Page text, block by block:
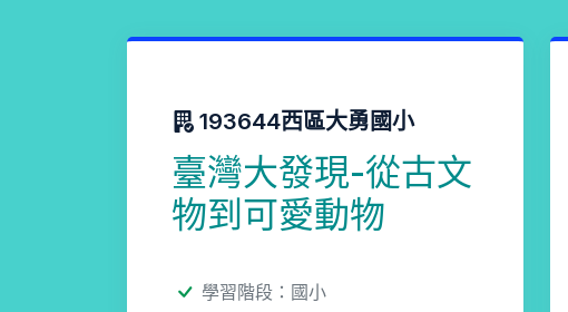
193644西區大勇國小
臺灣大發現-從古文
物到可愛動物
學習階段：國小